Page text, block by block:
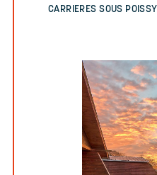
CARRIERES SOUS POISSY